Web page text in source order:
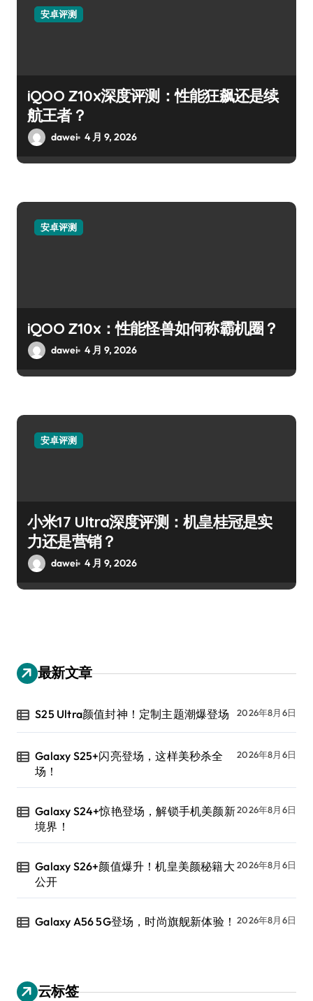
安卓评测
iQOO Z10x深度评测：性能狂飙还是续
航王者？
dawei 4 月 9, 2026
安卓评测
iQOO Z10x：性能怪兽如何称霸机圈？
dawei 4 月 9, 2026
安卓评测
小米17 Ultra深度评测：机皇桂冠是实
力还是营销？
dawei 4 月 9, 2026
最新文章
S25 Ultra颜值封神！定制主题潮爆登场 2026年8月6日
Galaxy S25+闪亮登场，这样美秒杀全
场！
2026年8月6日
Galaxy S24+惊艳登场，解锁手机美颜新
境界！
2026年8月6日
Galaxy S26+颜值爆升！机皇美颜秘籍大
公开
2026年8月6日
Galaxy A56 5G登场，时尚旗舰新体验！ 2026年8月6日
云标签